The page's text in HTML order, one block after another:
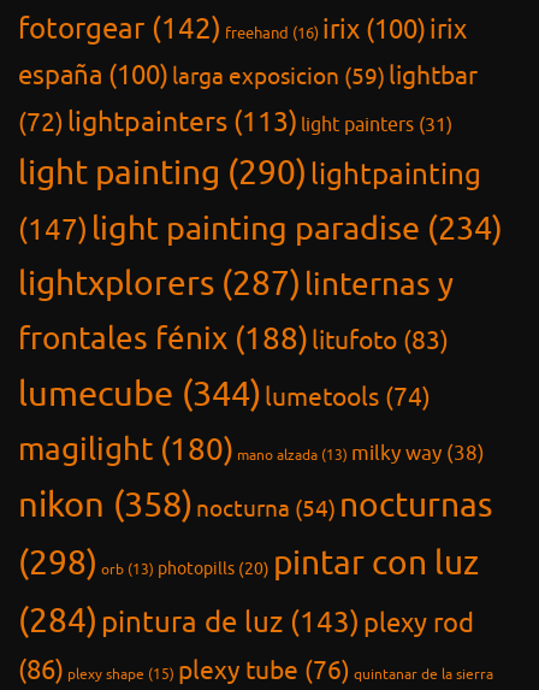
fotorgear (142) freehand (16) irix (100)irix
españa (100) larga exposicion (59) lightbar
(72)lightpainters (113) light painters (31)
light painting (290) lightpainting
(147) light painting paradise (234)
lightxplorers (287) linternas y
frontales fénix (188)litufoto (83)
lumecube (344)lumetools (74)
magilight (180) mano alzada (13) milky way (38)
nikon (358) nocturna (54) nocturnas
(298) orb (13) photopills (20) pintar con luz
(284) pintura de luz (143) plexy rod
(86) plexy shape (15) plexy tube (76) quintanar de la sierra